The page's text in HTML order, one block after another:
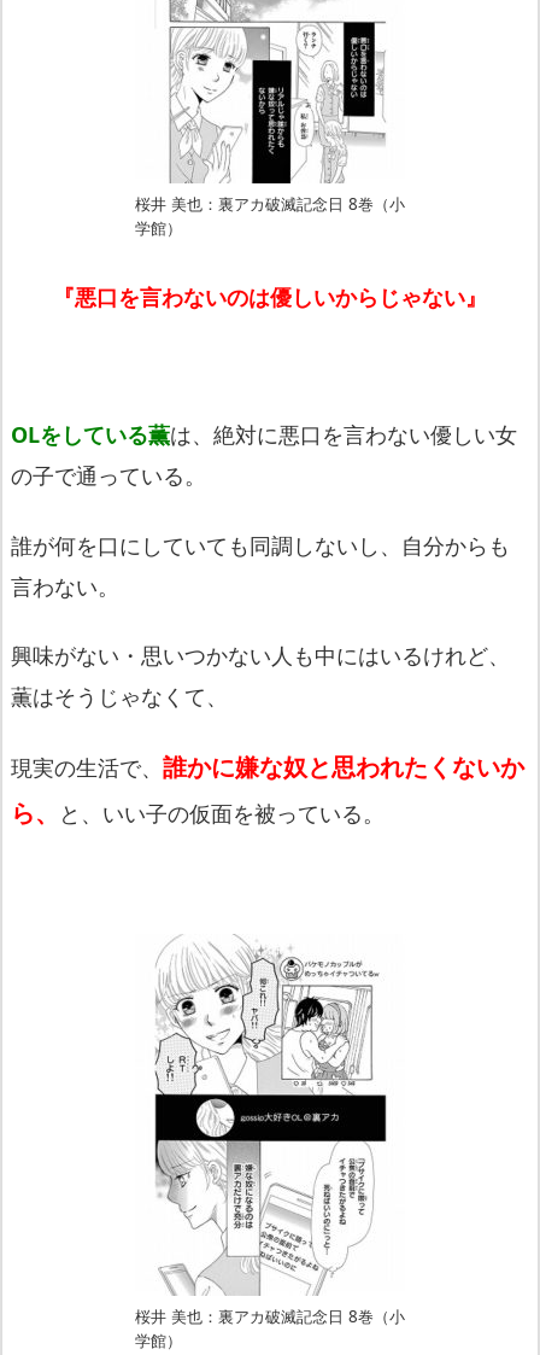
桜井 美也：裏アカ破滅記念日 8巻（小
学館）
『悪口を言わないのは優しいからじゃない』
OLをしている薫は、絶対に悪口を言わない優しい女
の子で通っている。
誰が何を口にしていても同調しないし、自分からも
言わない。
興味がない・思いつかない人も中にはいるけれど、
薫はそうじゃなくて、
現実の生活で、 誰かに嫌な奴と思われたくないか
ら、
と、いい子の仮面を被っている。
桜井 美也：裏アカ破滅記念日 8巻（小
学館）